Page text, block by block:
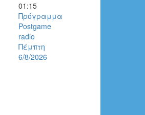
01:15
Πρόγραμμα
Postgame
radio
Πέμπτη
6/8/2026